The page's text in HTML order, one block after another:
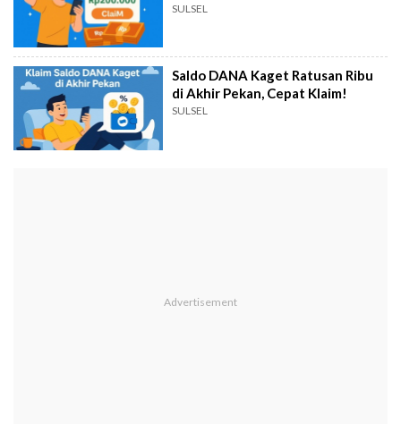
SULSEL
Saldo DANA Kaget Ratusan Ribu
di Akhir Pekan, Cepat Klaim!
SULSEL